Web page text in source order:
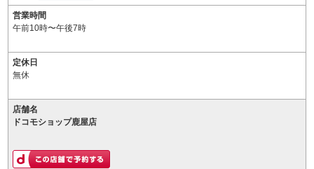
営業時間
午前10時〜午後7時
定休日
無休
店舗名
ドコモショップ鹿屋店